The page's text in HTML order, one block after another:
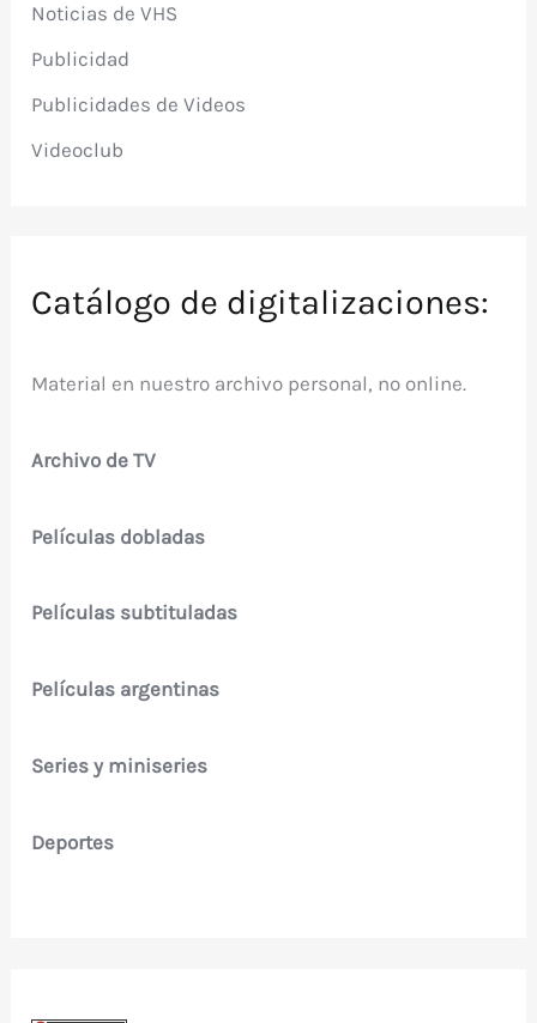
Noticias de VHS
Publicidad
Publicidades de Videos
Videoclub
Catálogo de digitalizaciones:
Material en nuestro archivo personal, no online.
Archivo de TV
Películas dobladas
Películas subtituladas
Películas argentinas
Series y miniseries
Deportes